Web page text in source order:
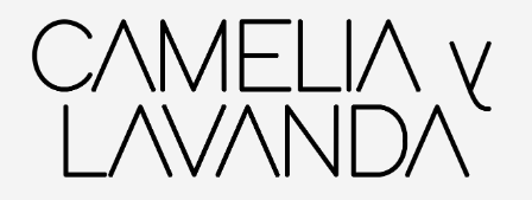
Inicio Planta Plantas De fácil cuidado Argyranthemum